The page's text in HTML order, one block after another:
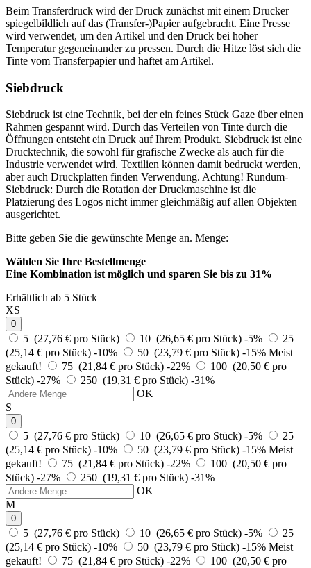
Beim Transferdruck wird der Druck zunächst mit einem Drucker
spiegelbildlich auf das (Transfer-)Papier aufgebracht. Eine Presse
wird verwendet, um den Artikel und den Druck bei hoher
Temperatur gegeneinander zu pressen. Durch die Hitze löst sich die
Tinte vom Transferpapier und haftet am Artikel.
Siebdruck
Siebdruck ist eine Technik, bei der ein feines Stück Gaze über einen
Rahmen gespannt wird. Durch das Verteilen von Tinte durch die
Öffnungen entsteht ein Druck auf Ihrem Produkt. Siebdruck ist eine
Drucktechnik, die sowohl für grafische Zwecke als auch für die
Industrie verwendet wird. Textilien können damit bedruckt werden,
aber auch Druckplatten finden Verwendung. Achtung! Rundum-
Siebdruck: Durch die Rotation der Druckmaschine ist die
Platzierung des Logos nicht immer gleichmäßig auf allen Objekten
ausgerichtet.
Bitte geben Sie die gewünschte Menge an. Menge:
Wählen Sie Ihre Bestellmenge
Eine Kombination ist möglich und sparen Sie bis zu 31%
Erhältlich ab 5 Stück
XS
0
5 (27,76 € pro Stück) 10 (26,65 € pro Stück) -5%
25
(25,14 € pro Stück) -10% 50 (23,79 € pro Stück) -15% Meist
gekauft!
75 (21,84 € pro Stück) -22%
100 (20,50 € pro
Stück) -27% 250 (19,31 € pro Stück) -31%
OK
S
0
5 (27,76 € pro Stück) 10 (26,65 € pro Stück) -5%
25
(25,14 € pro Stück) -10% 50 (23,79 € pro Stück) -15% Meist
gekauft!
75 (21,84 € pro Stück) -22%
100 (20,50 € pro
Stück) -27% 250 (19,31 € pro Stück) -31%
OK
M
0
5 (27,76 € pro Stück) 10 (26,65 € pro Stück) -5%
25
(25,14 € pro Stück) -10% 50 (23,79 € pro Stück) -15% Meist
gekauft!
75 (21,84 € pro Stück) -22%
100 (20,50 € pro